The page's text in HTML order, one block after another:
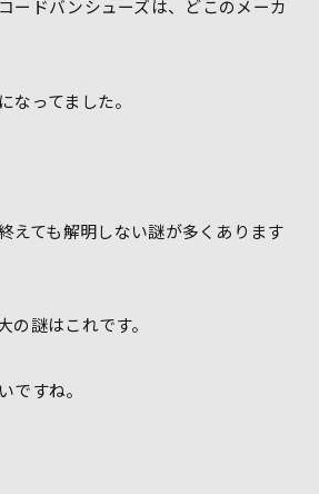
ードバンシューズは、どこのメーカ
なってました。
えても解明しない謎が多くあります
の謎はこれです。
ですね。